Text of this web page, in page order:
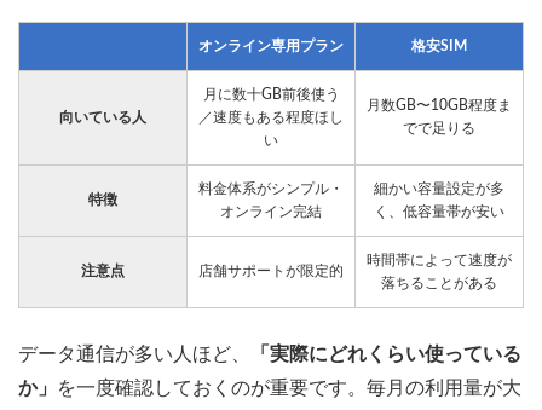
オンライン専用プラン 格安SIM
向いている人
月に数十GB前後使う
／速度もある程度ほし
い
月数GB〜10GB程度ま
でで足りる
特徴
料金体系がシンプル・
オンライン完結
細かい容量設定が多
く、低容量帯が安い
注意点 店舗サポートが限定的
時間帯によって速度が
落ちることがある
データ通信が多い人ほど、
「実際にどれくらい使っている
か」
を一度確認しておくのが重要です。毎月の利用量が大